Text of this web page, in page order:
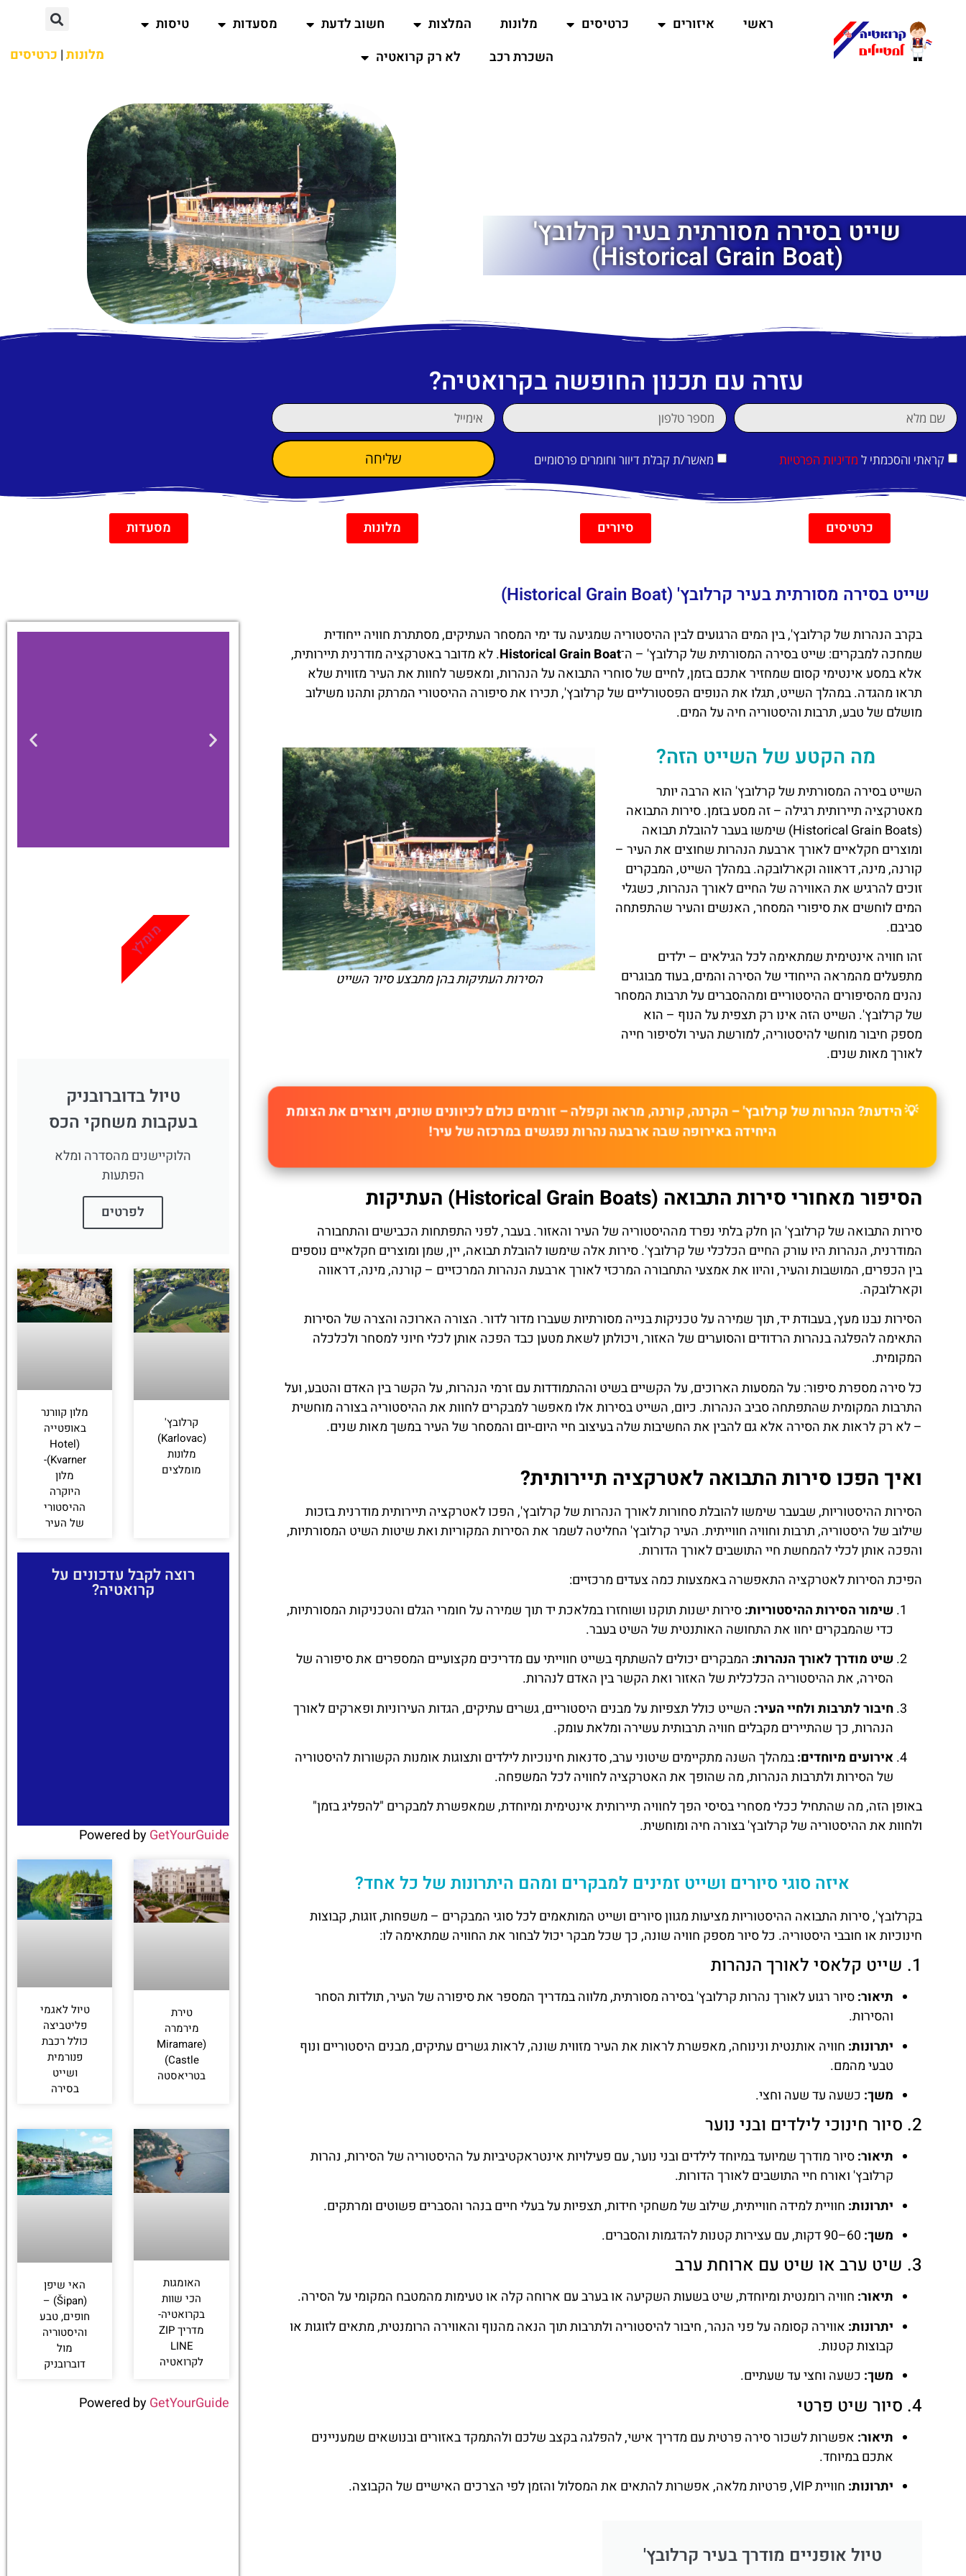
ראשי איזורים כרטיסים מלונות המלצות חשוב לדעת מסעדות
טיסות
השכרת רכב
לא רק קרואטיה מלונות| כרטיסים
שייט בסירה מסורתית בעיר קרלובץ'
(Historical Grain Boat)
עזרה עם תכנון החופשה בקרואטיה?
קראתי והסכמתי ל מדיניות הפרטיות מאשר/ת קבלת דיוור וחומרים פרסומיים שליחה
כרטיסים סיורים מלונות מסעדות
שייט בסירה מסורתית בעיר קרלובץ' (Historical Grain Boat)
בקרב הנהרות של קרלובץ', בין המים הרגועים לבין ההיסטוריה שמגיעה עד ימי המסחר העתיקים, מסתתרת חוויה ייחודית
שמחכה למבקרים: שייט בסירה המסורתית של קרלובץ' – ה־Historical Grain Boat. לא מדובר באטרקציה מודרנית תיירותית,
אלא במסע אינטימי קסום שמחזיר אתכם בזמן, לחיים של סוחרי התבואה על הנהרות, ומאפשר לחוות את העיר מזווית שלא
תראו מהגדה. במהלך השייט, תגלו את הנופים הפסטורליים של קרלובץ', תכירו את סיפורה ההיסטורי המרתק ותהנו משילוב
מושלם של טבע, תרבות והיסטוריה חיה על המים.
מה הקטע של השייט הזה?
השייט בסירה המסורתית של קרלובץ' הוא הרבה יותר
מאטרקציה תיירותית רגילה – זה מסע בזמן. סירות התבואה
(Historical Grain Boats) שימשו בעבר להובלת תבואה
ומוצרים חקלאיים לאורך ארבעת הנהרות שחוצים את העיר –
קורנה, מינה, דראווה וקארלובקה. במהלך השייט, המבקרים
זוכים להרגיש את האווירה של החיים לאורך הנהרות, כשגלי
המים לוחשים את סיפורי המסחר, האנשים והעיר שהתפתחה
סביבם.
זהו חוויה אינטימית שמתאימה לכל הגילאים – ילדים
מתפעלים מהמראה הייחודי של הסירה והמים, בעוד מבוגרים
נהנים מהסיפורים ההיסטוריים ומההסברים על תרבות המסחר
של קרלובץ'. השייט הזה אינו רק תצפית על הנוף – הוא
מספק חיבור מוחשי להיסטוריה, למורשת העיר ולסיפור חייה
לאורך מאות שנים.
הסירות העתיקות בהן מתבצע סיור השייט
💡 הידעת? הנהרות של קרלובץ' – הקרנה, קורנה, מראה וקפלה – זורמים כולם לכיוונים שונים, ויוצרים את הצומת
היחידה באירופה שבה ארבעה נהרות נפגשים במרכזה של עיר!
הסיפור מאחורי סירות התבואה (Historical Grain Boats) העתיקות
סירות התבואה של קרלובץ' הן חלק בלתי נפרד מההיסטוריה של העיר והאזור. בעבר, לפני התפתחות הכבישים והתחבורה
המודרנית, הנהרות היו עורק החיים הכלכלי של קרלובץ'. סירות אלה שימשו להובלת תבואה, יין, שמן ומוצרים חקלאיים נוספים
בין הכפרים, המושבות והעיר, והיוו את אמצעי התחבורה המרכזי לאורך ארבעת הנהרות המרכזיים – קורנה, מינה, דראווה
וקארלובקה.
הסירות נבנו מעץ, בעבודת יד, תוך שמירה על טכניקות בנייה מסורתיות שעברו מדור לדור. הצורה הארוכה והצרה של הסירות
התאימה להפלגה בנהרות הרדודים והסוערים של האזור, ויכולתן לשאת מטען כבד הפכה אותן לכלי חיוני למסחר ולכלכלה
המקומית.
כל סירה מספרת סיפור: על המסעות הארוכים, על הקשיים בשיט וההתמודדות עם זרמי הנהרות, על הקשר בין האדם והטבע, ועל
התרבות המקומית שהתפתחה סביב הנהרות. כיום, השייט בסירות אלו מאפשר למבקרים לחוות את ההיסטוריה בצורה מוחשית
– לא רק לראות את הסירה אלא גם להבין את החשיבות שלה בעיצוב חיי היום-יום והמסחר של העיר במשך מאות שנים.
ואיך הפכו סירות התבואה לאטרקציה תיירותית?
הסירות ההיסטוריות, שבעבר שימשו להובלת סחורות לאורך הנהרות של קרלובץ', הפכו לאטרקציה תיירותית מודרנית בזכות
שילוב של היסטוריה, תרבות וחוויה חווייתית. העיר קרלובץ' החליטה לשמר את הסירות המקוריות ואת שיטות השיט המסורתיות,
והפכה אותן לכלי להמחשת חיי התושבים לאורך הדורות.
הפיכת הסירות לאטרקציה התאפשרה באמצעות כמה צעדים מרכזיים:
שימור הסירות ההיסטוריות:סירות ישנות תוקנו ושוחזרו במלאכת יד תוך שמירה על חומרי הגלם והטכניקות המסורתיות,
כדי שהמבקרים יחוו את התחושה האותנטית של השיט בעבר.
שיט מודרך לאורך הנהרות: המבקרים יכולים להשתתף בשייט חווייתי עם מדריכים מקצועיים המספרים את סיפורה של
הסירה, את ההיסטוריה הכלכלית של האזור ואת הקשר בין האדם לנהרות.
חיבור לתרבות ולחיי העיר: השייט כולל תצפיות על מבנים היסטוריים, גשרים עתיקים, הגדות העירוניות ופארקים לאורך
הנהרות, כך שהתיירים מקבלים חוויה תרבותית עשירה ומלאת עומק.
אירועים מיוחדים:במהלך השנה מתקיימים שיטוני ערב, סדנאות חינוכיות לילדים ותצוגות אומנות הקשורות להיסטוריה
של הסירות ולתרבות הנהרות, מה שהופך את האטרקציה לחוויה לכל המשפחה.
באופן הזה, מה שהתחיל ככלי מסחרי בסיסי הפך לחוויה תיירותית אינטימית ומיוחדת, שמאפשרת למבקרים "להפליג בזמן"
ולחוות את ההיסטוריה של קרלובץ' בצורה חיה ומוחשית.
איזה סוגי סיורים ושייט זמינים למבקרים ומהם היתרונות של כל אחד?
בקרלובץ', סירות התבואה ההיסטוריות מציעות מגוון סיורים ושייט המותאמים לכל סוגי המבקרים – משפחות, זוגות, קבוצות
חינוכיות או חובבי היסטוריה. כל סיור מספק חוויה שונה, כך שכל מבקר יכול לבחור את החוויה שמתאימה לו:
1. שייט קלאסי לאורך הנהרות
תיאור:סיור רגוע לאורך נהרות קרלובץ' בסירה מסורתית, מלווה במדריך המספר את סיפורה של העיר, תולדות הסחר
והסירות.
יתרונות: חוויה אותנטית ונינוחה, מאפשרת לראות את העיר מזווית שונה, לראות גשרים עתיקים, מבנים היסטוריים ונוף
טבעי מהמם.
משך: כשעה עד שעה וחצי.
2. סיור חינוכי לילדים ובני נוער
תיאור:סיור מודרך שמיועד במיוחד לילדים ובני נוער, עם פעילויות אינטראקטיביות על ההיסטוריה של הסירות, נהרות
קרלובץ' ואורח חיי התושבים לאורך הדורות.
יתרונות: חוויית למידה חווייתית, שילוב של משחקי חידות, תצפיות על בעלי חיים בנהר והסברים פשוטים ומרתקים.
משך:
3. שיט ערב או שיט עם ארוחת ערב
תיאור: חוויה רומנטית ומיוחדת, שיט בשעות השקיעה או בערב עם ארוחה קלה או טעימות מהמטבח המקומי על הסירה.
יתרונות: אווירה קסומה על פני הנהר, חיבור להיסטוריה ולתרבות תוך הנאה מהנוף והאווירה הרומנטית, מתאים לזוגות או
קבוצות קטנות.
משך: כשעה וחצי עד שעתיים.
4. סיור שיט פרטי
תיאור: אפשרות לשכור סירה פרטית עם מדריך אישי, להפלגה בקצב שלכם ולהתמקד באזורים ובנושאים שמעניינים
אתכם במיוחד.
יתרונות: חוויית VIP, פרטיות מלאה, אפשרות להתאים את המסלול והזמן לפי הצרכים האישיים של הקבוצה.
טיול אופניים מודרך בעיר קרלובץ'
מגוון פעילויות
ואטרקציות
שאסור לפספס
לחצו פה!
טיול בדוברובניק
בעקבות משחקי הכס
הלוקיישנים מהסדרה ומלא
הפתעות
לפרטים
מומלץ
קרלובץ'
(Karlovac)
מלונות
מומלצים
מלון קוורנר
באופטייה
(Hotel
Kvarner)-
מלון
היוקרה
ההיסטורי
של העיר
רוצה לקבל עדכונים על
קרואטיה?
Powered byGetYourGuide
טירת
מירמרה
(Miramare
Castle)
בטריאסטה
טיול לאגמי
פליטביצה
כולל רכבת
פנורמית
ושייט
בסירה
האומגות
הכי שוות
בקרואטיה-
מדריך ZIP
LINE
לקרואטיה
האי שיפן
(Šipan) –
חופים, טבע
והיסטוריה
מול
דוברובניק
Powered byGetYourGuide